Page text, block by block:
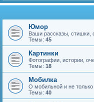
Юмор
Ваши рассказы, стишки,
Темы: 45
Картинки
Фотографии, истории,
Темы: 18
Мобилка
О мобильной и не только
Темы: 40